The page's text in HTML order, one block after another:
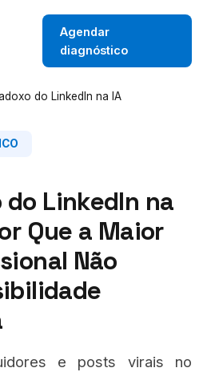
Agendar
diagnóstico
do LinkedIn na IA
do LinkedIn na
Que a Maior
Não
e posts virais no